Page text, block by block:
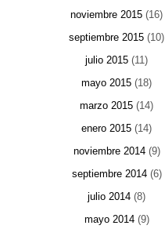
noviembre 2015 (16)
septiembre 2015 (10)
julio 2015 (11)
mayo 2015 (18)
marzo 2015 (14)
enero 2015 (14)
noviembre 2014(9)
septiembre 2014(6)
julio 2014 (8)
mayo 2014(9)